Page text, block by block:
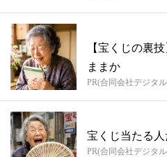
【宝くじの裏
ままか
PR(合同会社デジタ
宝くじ当たる
PR(合同会社デジタ